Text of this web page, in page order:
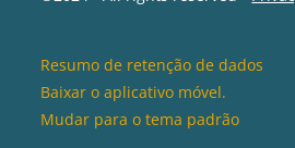
Resumo de retenção de dados
Baixar o aplicativo móvel.
Mudar para o tema padrão